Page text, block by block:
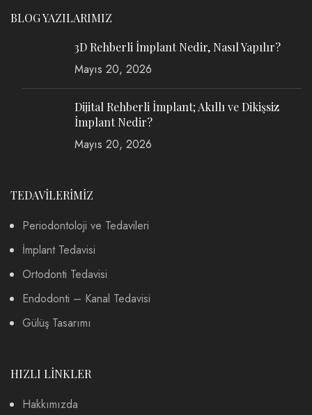
BLOG YAZILARIMIZ
3D Rehberli İmplant Nedir, Nasıl Yapılır?
Mayıs 20, 2026
Dijital Rehberli İmplant; Akıllı ve Dikişsiz
İmplant Nedir?
Mayıs 20, 2026
TEDAVİLERİMİZ
Periodontoloji ve Tedavileri
İmplant Tedavisi
Ortodonti Tedavisi
Endodonti – Kanal Tedavisi
Gülüş Tasarımı
HIZLI LİNKLER
Hakkımızda